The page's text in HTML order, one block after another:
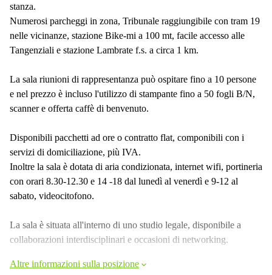
stanza.
Numerosi parcheggi in zona, Tribunale raggiungibile con tram 19
nelle vicinanze, stazione Bike-mi a 100 mt, facile accesso alle
Tangenziali e stazione Lambrate f.s. a circa 1 km.
La sala riunioni di rappresentanza può ospitare fino a 10 persone
e nel prezzo è incluso l'utilizzo di stampante fino a 50 fogli B/N,
scanner e offerta caffè di benvenuto.
Disponibili pacchetti ad ore o contratto flat, componibili con i
servizi di domiciliazione, più IVA.
Inoltre la sala è dotata di aria condizionata, internet wifi, portineria
con orari 8.30-12.30 e 14 -18 dal lunedì al venerdì e 9-12 al
sabato, videocitofono.
La sala è situata all'interno di uno studio legale, disponibile a
collaborazioni interdisciplinari e occasioni di networking.
Altre informazioni sulla posizione